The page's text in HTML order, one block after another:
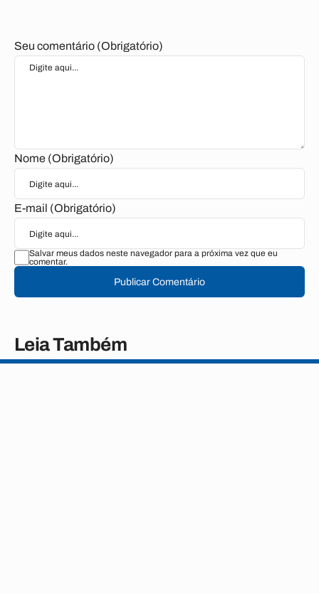
Seu comentário (Obrigatório)
Nome (Obrigatório)
E-mail (Obrigatório)
Salvar meus dados neste navegador para a próxima vez que eu
comentar.
Publicar Comentário
Leia Também